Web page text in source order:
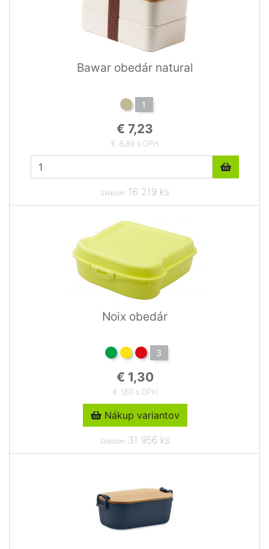
Bawar obedár natural
1
€ 7,23
€ 8,89 s DPH
Skladom 16 219 ks
Noix obedár
3
€ 1,30
€ 1,60 s DPH
Nákup variantov
Skladom 31 956 ks